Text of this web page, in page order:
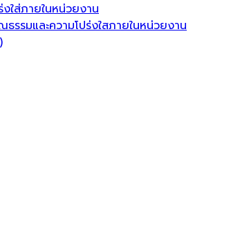
ใส่ภายในหน่วยงาน
รรมและความโปร่งใสภายในหน่วยงาน